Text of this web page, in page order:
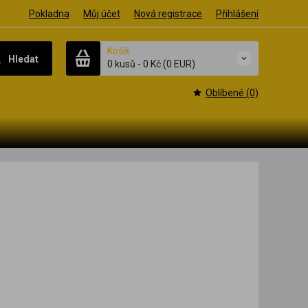
Pokladna Můj účet Nová registrace Přihlášení
Hledat
Košík
0 kusů - 0 Kč(0 EUR)
Oblíbené (0)